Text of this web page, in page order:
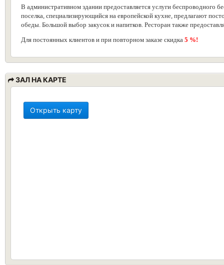
В административном здании предоставляется услуги беспроводного
поселка, специализирующийся на европейской кухне, предлагают
обеды. Большой выбор закусок и напитков. Ресторан также
Для постоянных клиентов и при повторном заказе скидка 5 %!
ЗАЛ НА КАРТЕ
Открыть карту